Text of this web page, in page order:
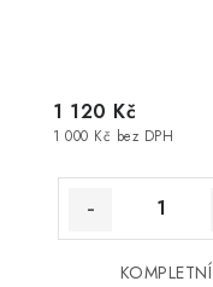
1 000 Kč bez DPH
1 120 Kč